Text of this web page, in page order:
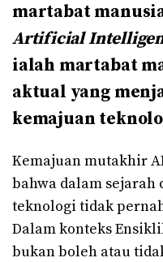
martabat
Artificial
ialah martabat
aktual yang
kemajuan
Kemajuan mutakhir
bahwa dalam sejarah
teknologi tidak
Dalam konteks
bukan boleh atau